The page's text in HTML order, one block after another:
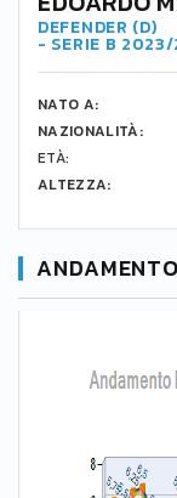
DEFENDER (D)
- SERIE B
NATO A:
NAZIONALITÀ:
ETÀ:
ALTEZZA: